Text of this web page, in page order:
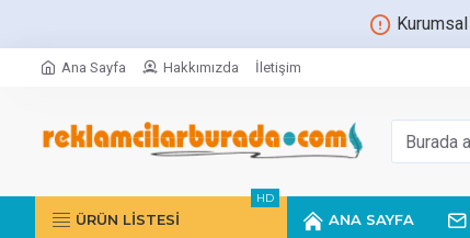
Ana Sayfa Hakkımızda İletişim
ÜRÜN LİSTESİ
HD
ANA SAYFA